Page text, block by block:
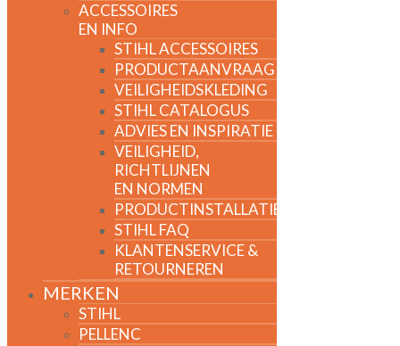
ACCESSOIRES
EN INFO
STIHL ACCESSOIRES
PRODUCTAANVRAAG
VEILIGHEIDSKLEDING
STIHL CATALOGUS
ADVIES EN INSPIRATIE
VEILIGHEID,
RICHTLIJNEN
EN NORMEN
PRODUCTINSTALLATIE
STIHL FAQ
KLANTENSERVICE &
RETOURNEREN
MERKEN
STIHL
PELLENC